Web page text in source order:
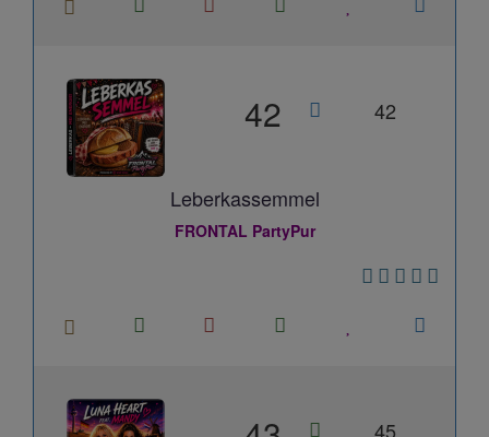
42 42
Leberkassemmel
FRONTAL PartyPur
45